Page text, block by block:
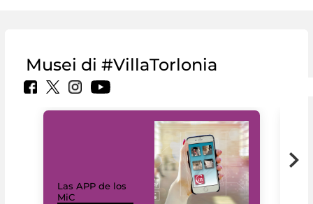
Musei di #VillaTorlonia
Las APP de los
MiC